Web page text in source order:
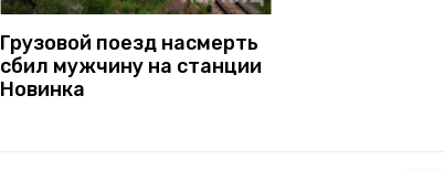
Грузовой поезд насмерть
сбил мужчину на станции
Новинка